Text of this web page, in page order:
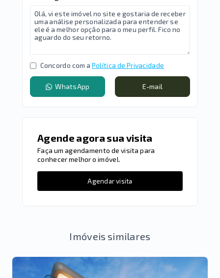
Concordo com a Política de Privacidade
WhatsApp E-mail
Agende agora sua visita
Faça um agendamento de visita para
conhecer melhor o imóvel.
Agendar visita
Imóveis similares